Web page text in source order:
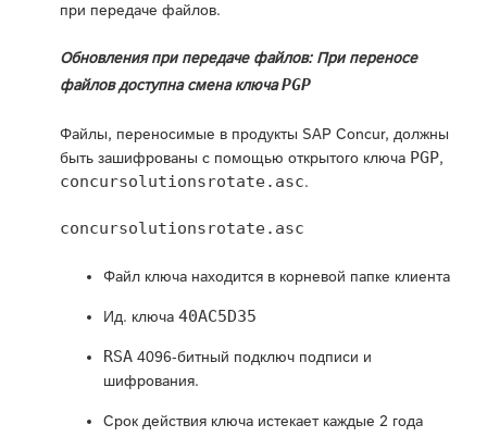
при передаче файлов.
Обновления при передаче файлов: При переносе
файлов доступна смена ключаPGP
Файлы, переносимые в продукты SAP Concur, должны
быть зашифрованы с помощью открытого ключа PGP,
concursolutionsrotate.asc.
concursolutionsrotate.asc
Файл ключа находится в корневой папке клиента
Ид. ключа 40AC5D35
RSA 4096-битный подключ подписи и
шифрования.
Срок действия ключа истекает каждые 2 года